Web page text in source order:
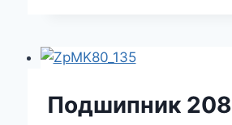
Подшипник 208